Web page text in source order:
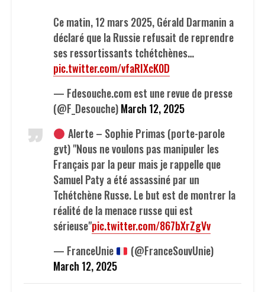
Ce matin, 12 mars 2025, Gérald Darmanin a
déclaré que la Russie refusait de reprendre
ses ressortissants tchétchènes…
pic.twitter.com/vfaRIXcK0D
— Fdesouche.com est une revue de presse
(@F_Desouche)March 12, 2025
Alerte – Sophie Primas (porte-parole
gvt) "Nous ne voulons pas manipuler les
Français par la peur mais je rappelle que
Samuel Paty a été assassiné par un
Tchétchène Russe. Le but est de montrer la
réalité de la menace russe qui est
sérieuse"pic.twitter.com/867bXrZgVv
— FranceUnie
(@FranceSouvUnie)
March 12, 2025